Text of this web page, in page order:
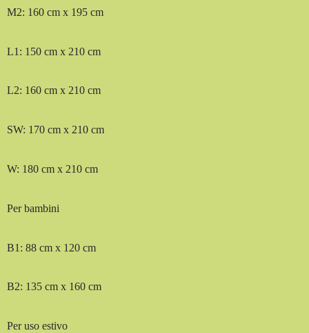
M2: 160 cm x 195 cm
L1: 150 cm x 210 cm
L2: 160 cm x 210 cm
SW: 170 cm x 210 cm
W: 180 cm x 210 cm
Per bambini
B1: 88 cm x 120 cm
B2: 135 cm x 160 cm
Per uso estivo